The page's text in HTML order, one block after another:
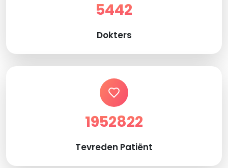
5442
Dokters
1952822
Tevreden Patiënt